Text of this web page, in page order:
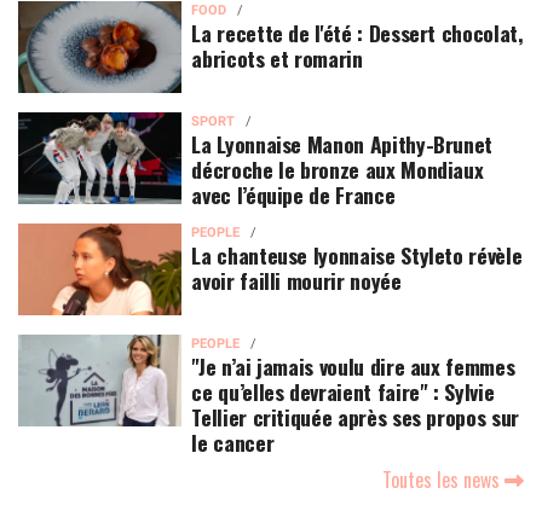
FOOD
La recette de l'été : Dessert chocolat,
abricots et romarin
SPORT
La Lyonnaise Manon Apithy-Brunet
décroche le bronze aux Mondiaux
avec l’équipe de France
PEOPLE
La chanteuse lyonnaise Styleto révèle
avoir failli mourir noyée
PEOPLE
"Je n’ai jamais voulu dire aux femmes
ce qu’elles devraient faire" : Sylvie
Tellier critiquée après ses propos sur
le cancer
Toutes les news